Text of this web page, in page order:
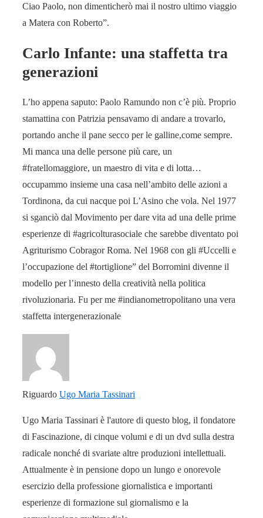
Ciao Paolo, non dimenticherò mai il nostro ultimo viaggio
a Matera con Roberto”.
Carlo Infante: una staffetta tra
generazioni
L’ho appena saputo: Paolo Ramundo non c’è più. Proprio
stamattina con Patrizia pensavamo di andare a trovarlo,
portando anche il pane secco per le galline,come sempre.
Mi manca una delle persone più care, un
#fratellomaggiore, un maestro di vita e di lotta…
occupammo insieme una casa nell’ambito delle azioni a
Tordinona, da cui nacque poi L’Asino che vola. Nel 1977
si sganciò dal Movimento per dare vita ad una delle prime
esperienze di #agricolturasociale che sarebbe diventato poi
Agriturismo Cobragor Roma. Nel 1968 con gli #Uccelli e
l’occupazione del #tortiglione” del Borromini divenne il
modello per l’innesto della creatività nella politica
rivoluzionaria. Fu per me #indianometropolitano una vera
staffetta intergenerazionale
Riguardo Ugo Maria Tassinari
Ugo Maria Tassinari è l'autore di questo blog, il fondatore
di Fascinazione, di cinque volumi e di un dvd sulla destra
radicale nonché di svariate altre produzioni intellettuali.
Attualmente è in pensione dopo un lungo e onorevole
esercizio della professione giornalistica e importanti
esperienze di formazione sul giornalismo e la